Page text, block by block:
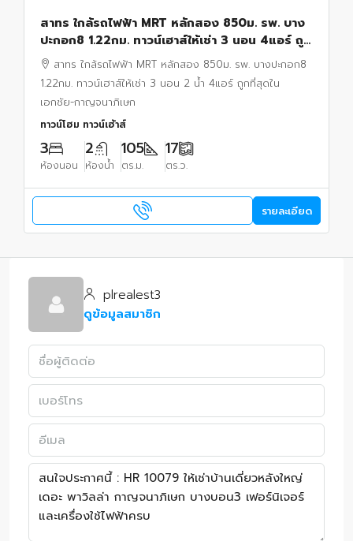
สาทร ใกล้รถไฟฟ้า MRT หลักสอง 850ม. รพ. บาง
ปะกอก8 1.22กม. ทาวน์เฮาส์ให้เช่า 3 นอน 4แอร์ ถูก
ที่สุดใน เอกชัย-กาญจนาภิเษก 2 น้ำ
สาทร ใกล้รถไฟฟ้า MRT หลักสอง 850ม. รพ. บางปะกอก8
1.22กม. ทาวน์เฮาส์ให้เช่า 3 นอน 2 น้ำ 4แอร์ ถูกที่สุดใน
เอกชัย-กาญจนาภิเษก
ทาวน์โฮม ทาวน์เฮ้าส์
3
ห้องนอน
2
ห้องน้ำ
105
ตร.ม.
17
ตร.ว.
รายละเอียด
plrealest3
ดูข้อมูลสมาชิก